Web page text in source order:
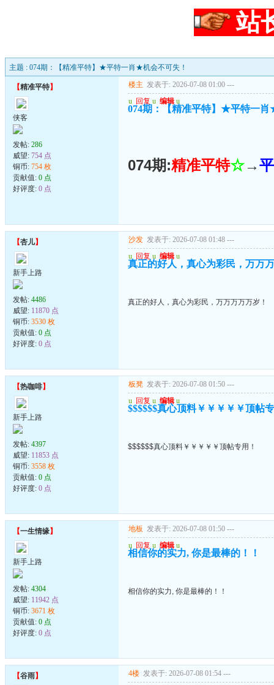
站
主题 : 074期：【精准平特】★平特一肖★机会不可失！
【精准平特】
侠客
发帖: 286
威望: 754 点
铜币: 754 枚
贡献值: 0 点
好评度: 0 点
楼主 发表于: 2026-07-08 01:00 ---
u 回复 u 编辑 u
074期：【精准平特】★平特一
074期:精准平特☆→
【杏儿】
新手上路
发帖: 4486
威望: 11870 点
铜币: 3530 枚
贡献值: 0 点
好评度: 0 点
沙发 发表于: 2026-07-08 01:48 ---
u 回复 u 编辑 u
真正的好人，真心为彩民，万万
真正的好人，真心为彩民，万万万万万岁！
【热咖啡】
新手上路
发帖: 4397
威望: 11853 点
铜币: 3558 枚
贡献值: 0 点
好评度: 0 点
板凳 发表于: 2026-07-08 01:50 ---
u 回复 u 编辑 u
$$$$$$真心顶料￥￥￥￥￥顶帖
$$$$$$真心顶料￥￥￥￥￥顶帖专用！
【一生情缘】
新手上路
发帖: 4304
威望: 11942 点
铜币: 3671 枚
贡献值: 0 点
好评度: 0 点
地板 发表于: 2026-07-08 01:50 ---
u 回复 u 编辑 u
相信你的实力, 你是最棒的！！
相信你的实力, 你是最棒的！！
【谷雨】 4楼 发表于: 2026-07-08 01:54 ---